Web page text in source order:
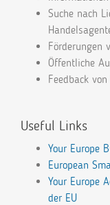
Suche nach
Förderungen
Öffentliche
Feedback
Useful Links
Your Europe
European
Your Europe
der EU